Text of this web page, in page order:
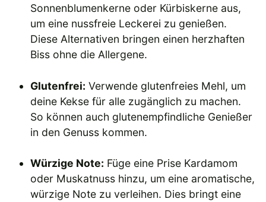
Sonnenblumenkerne oder Kürbiskerne aus,
um eine nussfreie Leckerei zu genießen.
Diese Alternativen bringen einen herzhaften
Biss ohne die Allergene.
Glutenfrei: Verwende glutenfreies Mehl, um
deine Kekse für alle zugänglich zu machen.
So können auch glutenempfindliche Genießer
in den Genuss kommen.
Würzige Note: Füge eine Prise Kardamom
oder Muskatnuss hinzu, um eine aromatische,
würzige Note zu verleihen. Dies bringt eine